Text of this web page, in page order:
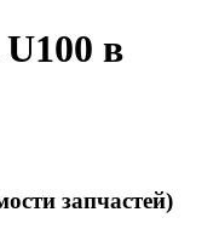
в
запчастей)